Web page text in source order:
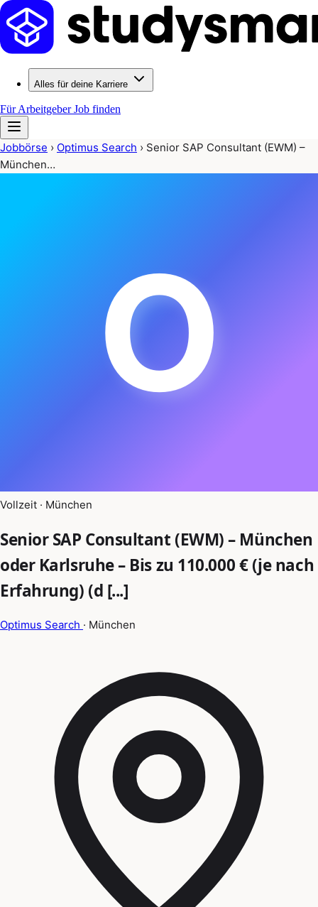
Alles für deine Karriere
Für ArbeitgeberJob finden
Jobbörse › Optimus Search › Senior SAP Consultant (EWM) –
München…
O
Vollzeit · München
Senior SAP Consultant (EWM) – München
oder Karlsruhe – Bis zu 110.000 € (je nach
Erfahrung) (d [...]
Optimus Search · München